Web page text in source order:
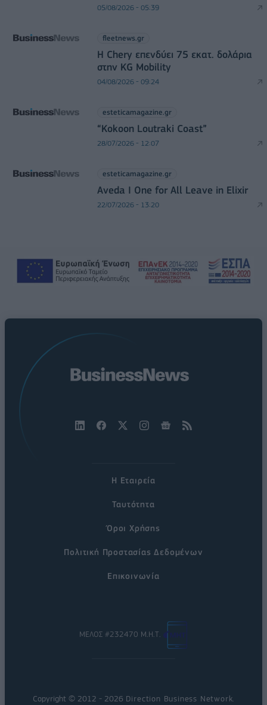
05/08/2026 - 05:39
fleetnews.gr
Η Chery επενδύει 75 εκατ. δολάρια
στην KG Mobility
04/08/2026 - 09:24
esteticamagazine.gr
“Kokoon Loutraki Coast”
28/07/2026 - 12:07
esteticamagazine.gr
Aveda I One for All Leave in Elixir
22/07/2026 - 13:20
Η Εταιρεία
Ταυτότητα
Όροι Χρήσης
Πολιτική Προστασίας Δεδομένων
Επικοινωνία
ΜΕΛΟΣ #232470 Μ.Η.Τ.
Copyright © 2012 - 2026 Direction Business Network